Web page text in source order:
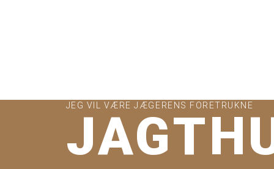
JEG VIL VÆRE JÆGERENS FORETRUKNE